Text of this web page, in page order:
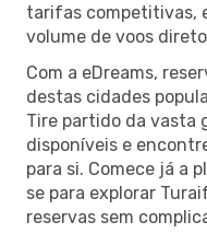
tarifas competitivas,
volume de voos
Com a eDreams,
destas cidades
Tire partido da vasta
disponíveis e
para si. Comece já a
se para explorar
reservas sem